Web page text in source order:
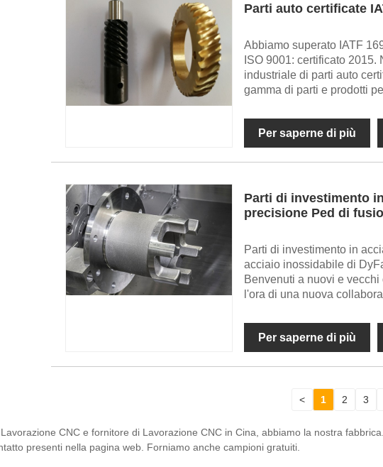
Parti auto certificate
Abbiamo superato IATF
ISO 9001: certificato
industriale di parti auto
gamma di parti e prodotti
Per saperne di più
Parti di investimento
precisione Ped di
Parti di investimento in
acciaio inossidabile di
Benvenuti a nuovi e
l'ora di una nuova
Per saperne di più
< 1 2 3
CNC e fornitore di Lavorazione CNC in Cina, abbiamo la nostra
presenti nella pagina web. Forniamo anche campioni gratuiti.